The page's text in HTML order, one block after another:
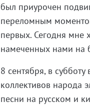
был приурочен
переломным
первых. Сегодня мне
намеченных нами на
8 сентября, в
коллективов народа
песни на русском и